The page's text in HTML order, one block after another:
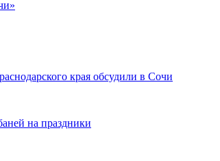
края обсудили в Сочи
на праздники